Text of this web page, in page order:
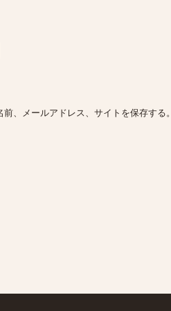
、メールアドレス、サイトを保存する。